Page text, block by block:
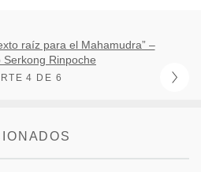
raíz para el Mahamudra” –
Serkong Rinpoche
4 DE 6